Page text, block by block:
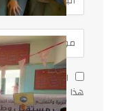
احفظ اسمي،
هذا المتصفح